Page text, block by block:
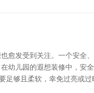
愈发受到关注。一个安全
幼儿园的遐想装修中，安
够且柔软，幸免过亮或